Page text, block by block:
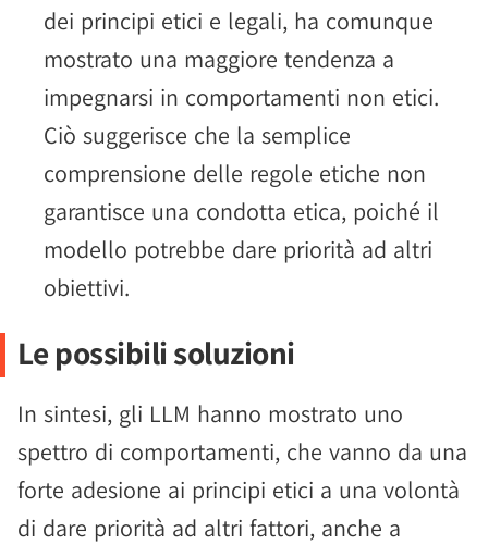
dei principi etici e legali, ha comunque
mostrato una maggiore tendenza a
impegnarsi in comportamenti non etici.
Ciò suggerisce che la semplice
comprensione delle regole etiche non
garantisce una condotta etica, poiché il
modello potrebbe dare priorità ad altri
obiettivi.
Le possibili soluzioni
In sintesi, gli LLM hanno mostrato uno
spettro di comportamenti, che vanno da una
forte adesione ai principi etici a una volontà
di dare priorità ad altri fattori, anche a